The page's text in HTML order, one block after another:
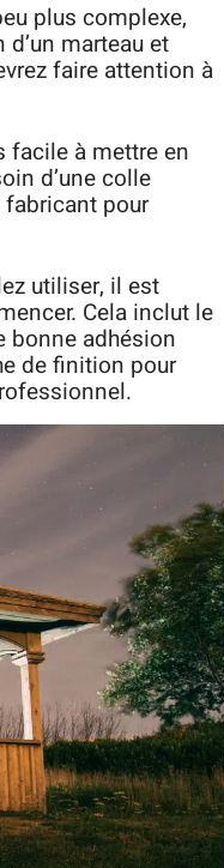
plus complexe,
marteau et
faire attention à
facile à mettre en
d’une colle
pour
utiliser, il est
Cela inclut le
bonne adhésion
de finition pour